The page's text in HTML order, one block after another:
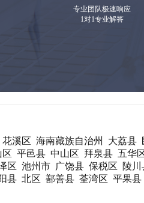
专业团队极速响应
1对1专业解答
花溪区 海南藏族自治州 大荔县
区 平邑县 中山区 拜泉县 五华
区 池州市 广饶县 保税区
陵川
县 北区 鄯善县 荃湾区 平果县